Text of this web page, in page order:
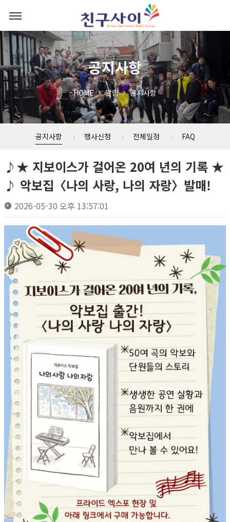
공지사항
HOME 알림 공지사항
공지사항 행사신청 전체일정 FAQ
♪★ 지보이스가 걸어온 20여 년의 기록 ★
♪ 악보집〈나의 사랑, 나의 자랑〉발매!
2026-05-30 오후 13:57:01